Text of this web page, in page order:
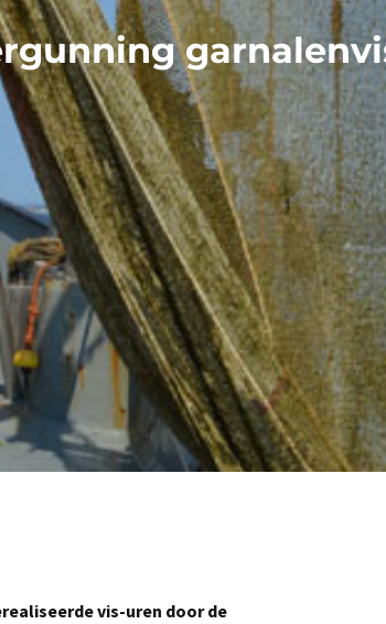
vis-uren door de